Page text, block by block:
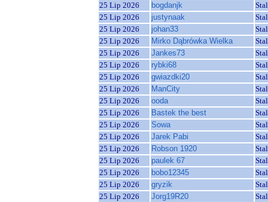
25 Lip 2026
bogdanjk
25 Lip 2026
justynaak
25 Lip 2026
johan33
25 Lip 2026
Mirko Dąbrówka Wielka
25 Lip 2026
Jankes73
25 Lip 2026
rybki68
25 Lip 2026
gwiazdki20
25 Lip 2026
ManCity
25 Lip 2026
ooda
25 Lip 2026
Bastek the best
25 Lip 2026
Sowa
25 Lip 2026
Jarek Pabi
25 Lip 2026
Robson 1920
25 Lip 2026
paulek 67
25 Lip 2026
bobo12345
25 Lip 2026
gryzik
25 Lip 2026
Jorg19R20